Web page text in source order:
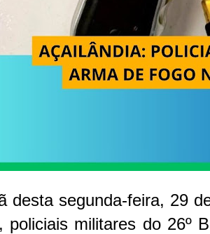
desta segunda-feira, 29
policiais militares do 26º